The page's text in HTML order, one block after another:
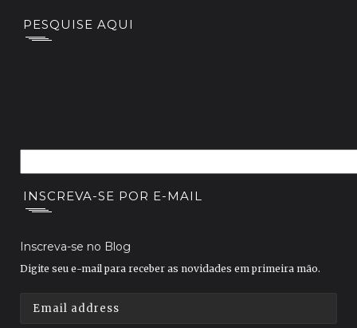
PESQUISE AQUI
INSCREVA-SE POR E-MAIL
Inscreva-se no Blog
Digite seu e-mail para receber as novidades em primeira mão.